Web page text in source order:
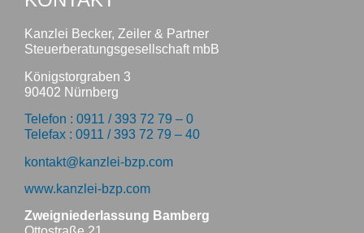
Kanzlei Becker, Zeiler & Partner
Steuerberatungsgesellschaft mbB
Königstorgraben 3
90402 Nürnberg
Telefon : 0911 / 393 72 79 – 0
Telefax : 0911 / 393 72 79 – 40
kontakt@kanzlei-bzp.com
www.kanzlei-bzp.com
Zweigniederlassung Bamberg